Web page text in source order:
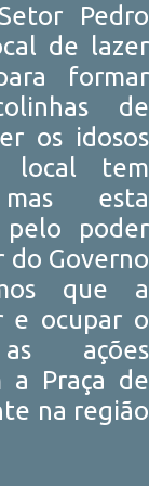
Pedro
de lazer
formar
de
os idosos
local tem
esta
pelo poder
do Governo
que a
e ocupar o
ações
a Praça de
na região